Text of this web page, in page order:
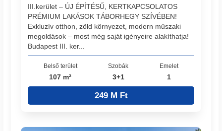
III.kerület – ÚJ ÉPÍTÉSŰ, KERTKAPCSOLATOS
PRÉMIUM LAKÁSOK TÁBORHEGY SZÍVÉBEN!
Exkluzív otthon, zöld környezet, modern műszaki
megoldások – most még saját igényeire alakíthatja!
Budapest III. ker...
Belső terület
107 m²
Szobák
3+1
Emelet
1
249 M Ft